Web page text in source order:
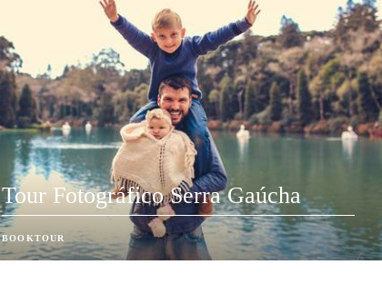
Tour Fotográfico Serra Gaúcha
BOOKTOUR